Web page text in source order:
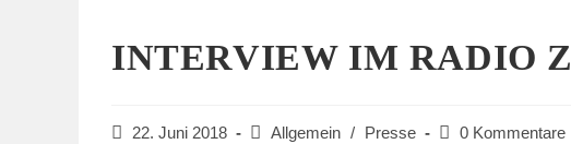
INTERVIEW IM RADIO Z
Beitrag
22. Juni 2018
Beitrags-
Allgemein / Presse
Beitrags-
0 Kommentare